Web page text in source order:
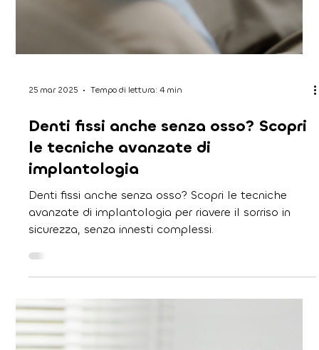
trattamenti più innovativi e indolori
Oggi, grazie alle tecnologie avanzate, è possibile
ottenere denti perfetti senza dolore e senza stress.